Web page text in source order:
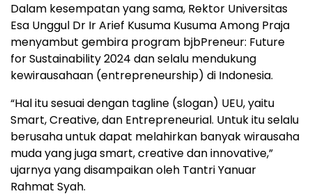
Dalam kesempatan yang sama, Rektor Universitas
Esa Unggul Dr Ir Arief Kusuma Kusuma Among Praja
menyambut gembira program bjbPreneur: Future
for Sustainability 2024 dan selalu mendukung
kewirausahaan (entrepreneurship) di Indonesia.
“Hal itu sesuai dengan tagline (slogan) UEU, yaitu
Smart, Creative, dan Entrepreneurial. Untuk itu selalu
berusaha untuk dapat melahirkan banyak wirausaha
muda yang juga smart, creative dan innovative,”
ujarnya yang disampaikan oleh Tantri Yanuar
Rahmat Syah.